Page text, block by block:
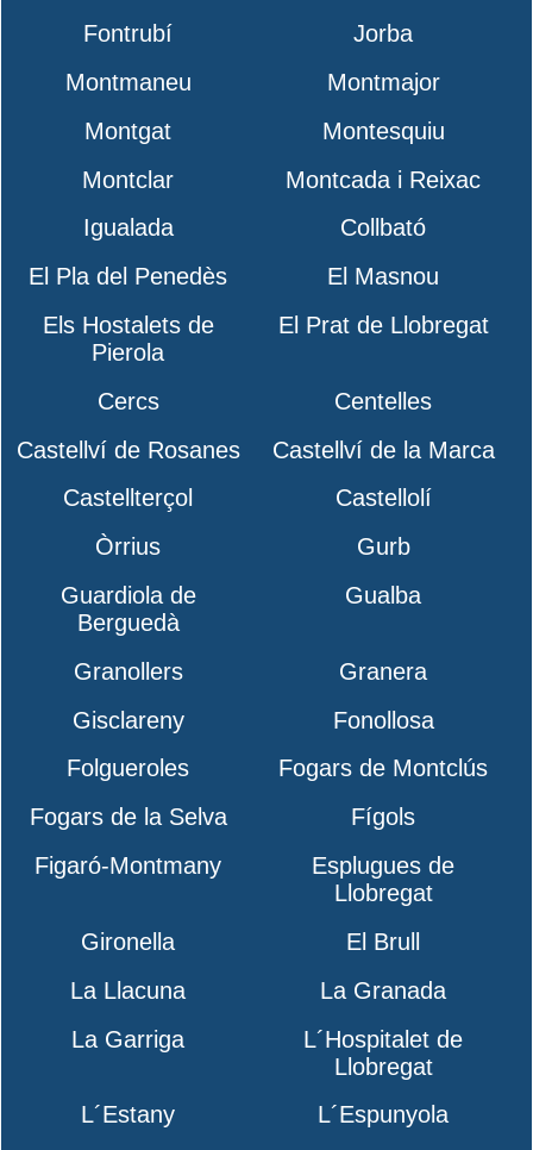
Fontrubí
Jorba
Montmaneu
Montmajor
Montgat
Montesquiu
Montclar
Montcada i Reixac
Igualada
Collbató
El Pla del Penedès
El Masnou
Els Hostalets de
Pierola
El Prat de Llobregat
Cercs
Centelles
Castellví de Rosanes
Castellví de la Marca
Castellterçol
Castellolí
Òrrius
Gurb
Guardiola de
Berguedà
Gualba
Granollers
Granera
Gisclareny
Fonollosa
Folgueroles
Fogars de Montclús
Fogars de la Selva
Fígols
Figaró-Montmany
Esplugues de
Llobregat
Gironella
El Brull
La Llacuna
La Granada
La Garriga
L´Hospitalet de
Llobregat
L´Estany
L´Espunyola